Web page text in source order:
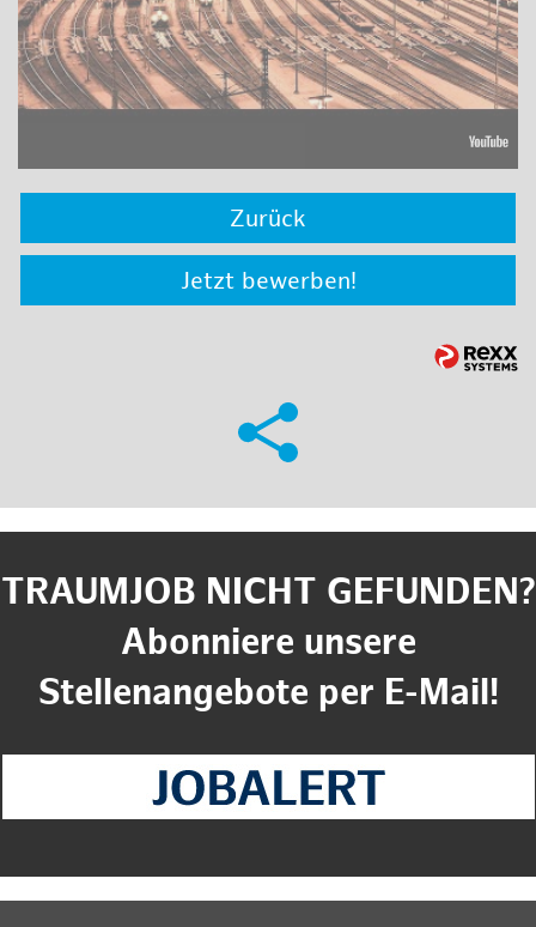
Zurück
Jetzt bewerben!
TRAUMJOB NICHT GEFUNDEN?
Abonniere unsere
Stellenangebote per E-Mail!